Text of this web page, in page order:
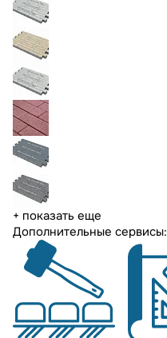
+ показать еще
Дополнительные сервисы: